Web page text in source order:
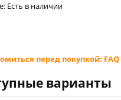
Есть в наличии
перед покупкой:
варианты